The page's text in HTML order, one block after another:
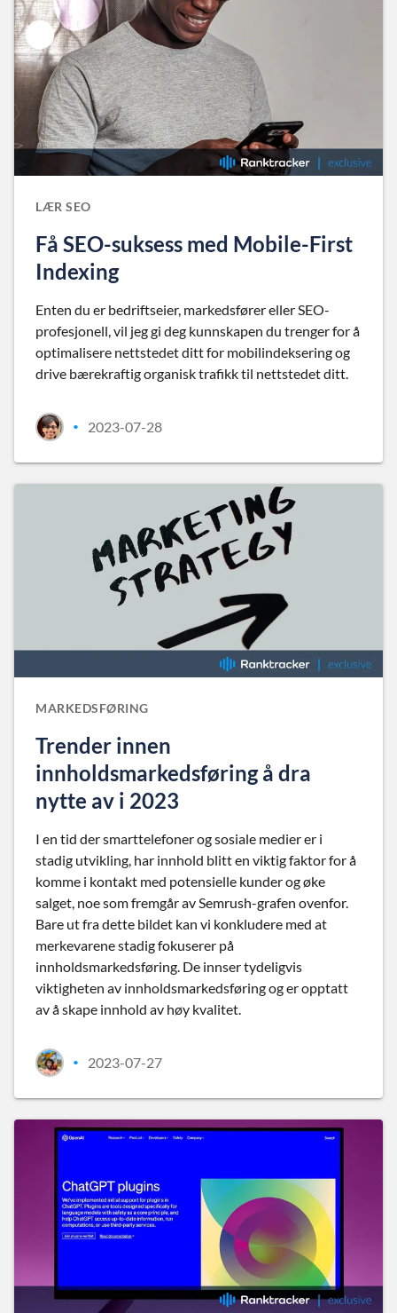
LÆR SEO
Få SEO-suksess med Mobile-First
Indexing
Enten du er bedriftseier, markedsfører eller SEO-
profesjonell, vil jeg gi deg kunnskapen du trenger for å
optimalisere nettstedet ditt for mobilindeksering og
drive bærekraftig organisk trafikk til nettstedet ditt.
• 2023-07-28
MARKEDSFØRING
Trender innen
innholdsmarkedsføring å dra
nytte av i 2023
I en tid der smarttelefoner og sosiale medier er i
stadig utvikling, har innhold blitt en viktig faktor for å
komme i kontakt med potensielle kunder og øke
salget, noe som fremgår av Semrush-grafen ovenfor.
Bare ut fra dette bildet kan vi konkludere med at
merkevarene stadig fokuserer på
innholdsmarkedsføring. De innser tydeligvis
viktigheten av innholdsmarkedsføring og er opptatt
av å skape innhold av høy kvalitet.
• 2023-07-27